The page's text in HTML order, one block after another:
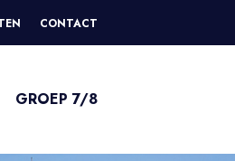
CONTACT
GROEP 7/8